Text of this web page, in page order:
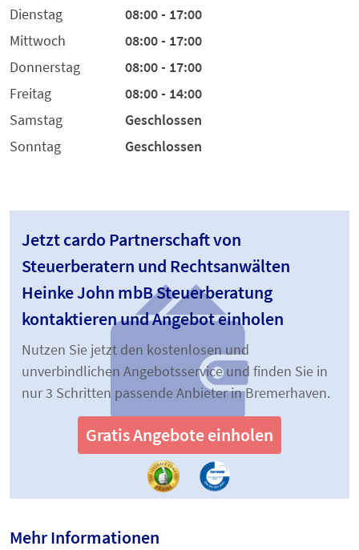
Dienstag
08:00 - 17:00
Mittwoch
08:00 - 17:00
Donnerstag
08:00 - 17:00
Freitag
08:00 - 14:00
Samstag
Geschlossen
Sonntag
Geschlossen
Jetzt cardo Partnerschaft von
Steuerberatern und Rechtsanwälten
Heinke John mbB Steuerberatung
kontaktieren und Angebot einholen
Nutzen Sie jetzt den kostenlosen und
unverbindlichen Angebotsservice und finden Sie in
nur 3 Schritten passende Anbieter in Bremerhaven.
Gratis Angebote einholen
Mehr Informationen